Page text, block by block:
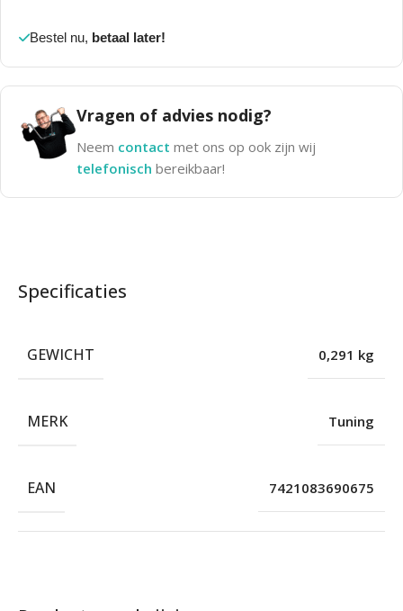
Bestel nu, betaal later!
Vragen of advies nodig?
Neem contact met ons op ook zijn wij
telefonisch bereikbaar!
Specificaties
GEWICHT 0,291 kg
MERK Tuning
EAN 7421083690675